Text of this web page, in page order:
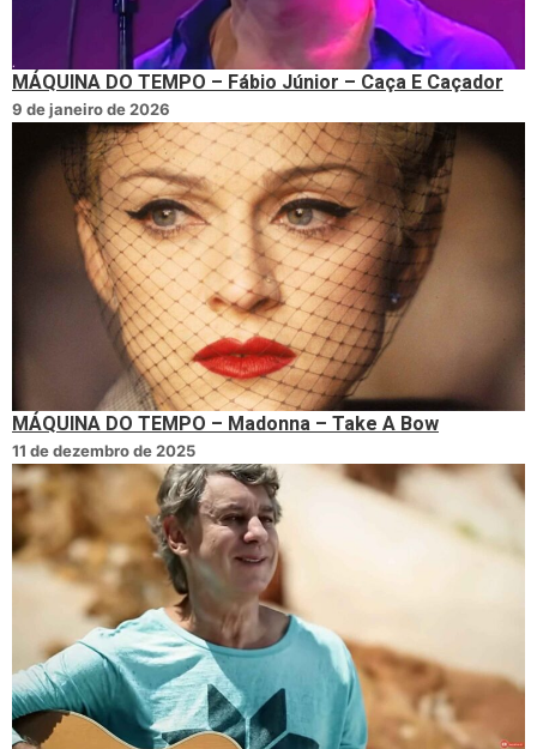
MÁQUINA DO TEMPO – Fábio Júnior – Caça E Caçador
9 de janeiro de 2026
MÁQUINA DO TEMPO – Madonna – Take A Bow
11 de dezembro de 2025